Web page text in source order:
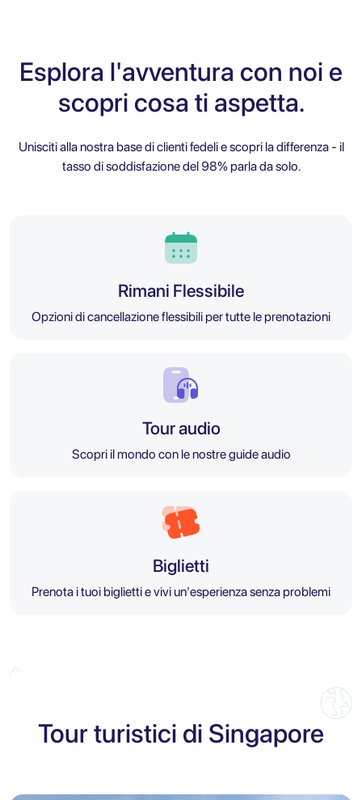
Esplora l'avventura con noi e
scopri cosa ti aspetta.
Unisciti alla nostra base di clienti fedeli e scopri la differenza - il
tasso di soddisfazione del 98% parla da solo.
Rimani Flessibile
Opzioni di cancellazione flessibili per tutte le prenotazioni
Tour audio
Scopri il mondo con le nostre guide audio
Biglietti
Prenota i tuoi biglietti e vivi un'esperienza senza problemi
Tour turistici di Singapore